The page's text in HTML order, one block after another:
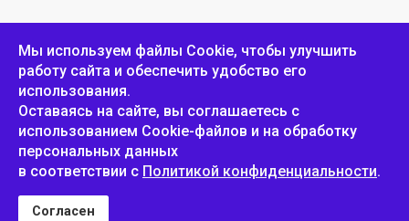
ИНФОРМАЦИЯ
Положение о
конфиденциальности и
защите персональных
данных
ОБРАТНАЯ СВЯЗЬ
Пожаловаться
Мы используем файлы Сookie, чтобы улучшить
работу сайта и обеспечить удобство его
использования.
Оставаясь на сайте, вы соглашаетесь с
использованием Cookie-файлов и на обработку
персональных данных
в соответствии с Политикой конфиденциальности.
Согласен